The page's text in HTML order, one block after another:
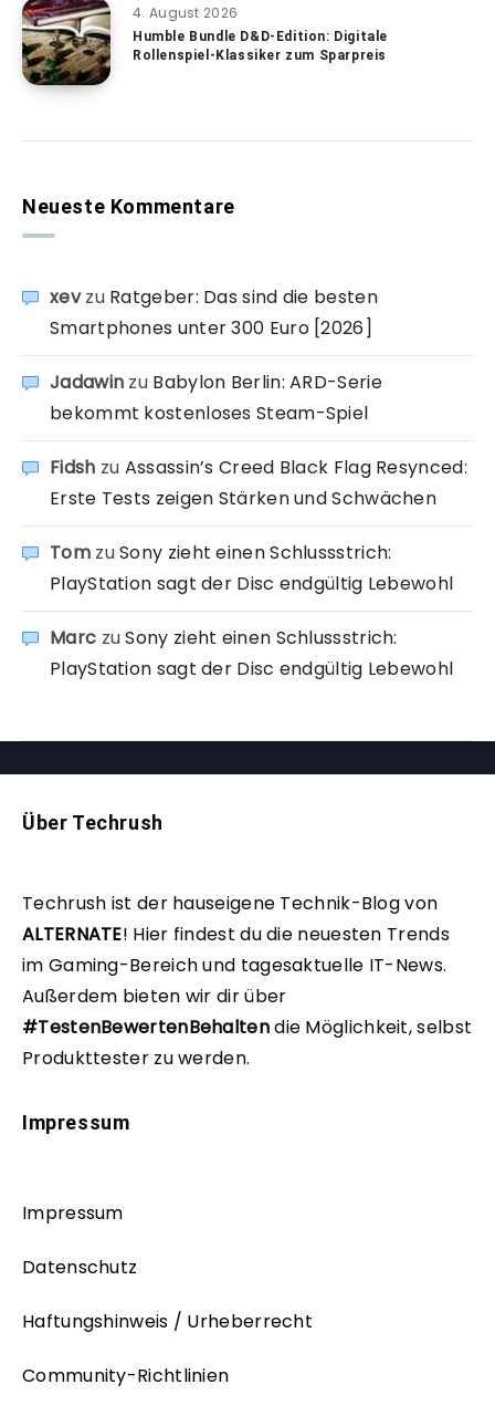
4. August 2026
Humble Bundle D&D-Edition: Digitale
Rollenspiel-Klassiker zum Sparpreis
Neueste Kommentare
xevzu Ratgeber: Das sind die besten
Smartphones unter 300 Euro [2026]
Jadawin zu Babylon Berlin: ARD-Serie
bekommt kostenloses Steam-Spiel
Fidsh zu Assassin’s Creed Black Flag Resynced:
Erste Tests zeigen Stärken und Schwächen
TomzuSony zieht einen Schlussstrich:
PlayStation sagt der Disc endgültig Lebewohl
Marc zuSony zieht einen Schlussstrich:
PlayStation sagt der Disc endgültig Lebewohl
Über Techrush
Techrush ist der hauseigene Technik-Blog von
ALTERNATE! Hier findest du die neuesten Trends
im Gaming-Bereich und tagesaktuelle IT-News.
Außerdem bieten wir dir über
#TestenBewertenBehaltendie Möglichkeit, selbst
Produkttester zu werden.
Impressum
Impressum
Datenschutz
Haftungshinweis / Urheberrecht
Community-Richtlinien